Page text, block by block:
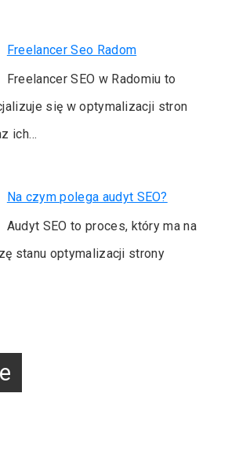
Freelancer Seo Radom
Freelancer SEO w Radomiu to
się w optymalizacji stron
ich…
Na czym polega audyt SEO?
Audyt SEO to proces, który ma na
stanu optymalizacji strony